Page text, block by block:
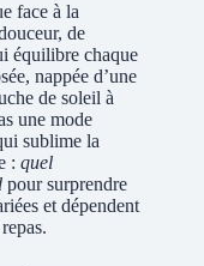
face à la
de
équilibre chaque
nappée d’une
de soleil à
une mode
sublime la
: quel
pour surprendre
et dépendent